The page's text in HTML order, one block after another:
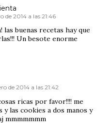
de 2014 a las 21:46
las buenas recetas hay que
Un besote enorme
de 2014 a las 21:42
ricas por favor!!!! me
y las cookies a dos manos y
mmmmmmm